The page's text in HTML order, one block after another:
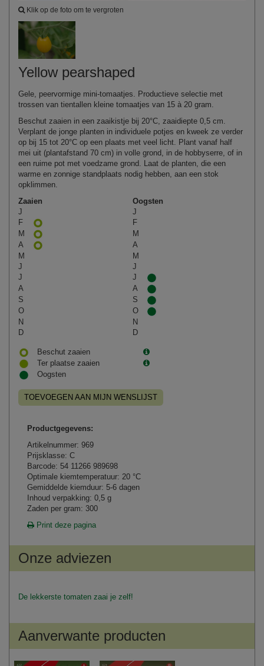
Klik op de foto om te vergroten
Yellow pearshaped
Gele, peervormige mini-tomaatjes. Productieve selectie met
trossen van tientallen kleine tomaatjes van 15 à 20 gram.
Beschut zaaien in een zaaikistje bij 20°C, zaaidiepte 0,5 cm.
Verplant de jonge planten in individuele potjes en kweek ze verder
op bij 15 tot 20°C op een plaats met veel licht. Plant vanaf half
mei uit (plantafstand 70 cm) in volle grond, in de hobbyserre, of in
een ruime pot met voedzame grond. Laat de planten, die een
warme en zonnige standplaats nodig hebben, aan een stok
opklimmen.
Zaaien
Oogsten
J
J
F
F
M
M
A
A
M
M
J
J
J
J
A
A
S
S
O
O
N
N
D
D
Beschut zaaien
Ter plaatse zaaien
Oogsten
TOEVOEGEN AAN MIJN WENSLIJST
Productgegevens:
Artikelnummer: 969
Prijsklasse: C
Barcode: 54 11266 989698
Optimale kiemtemperatuur: 20 °C
Gemiddelde kiemduur: 5-6 dagen
Inhoud verpakking: 0,5 g
Zaden per gram: 300
Print deze pagina
Onze adviezen
De lekkerste tomaten zaai je zelf!
Aanverwante producten